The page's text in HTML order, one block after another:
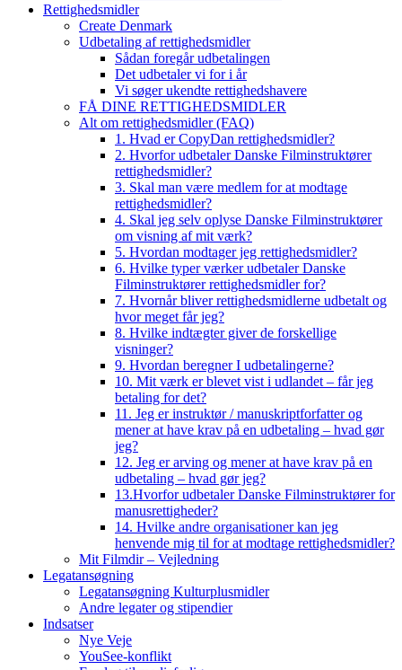
Rettighedsmidler
Create Denmark
Udbetaling af rettighedsmidler
Sådan foregår udbetalingen
Det udbetaler vi for i år
Vi søger ukendte rettighedshavere
FÅ DINE RETTIGHEDSMIDLER
Alt om rettighedsmidler (FAQ)
1. Hvad er CopyDan rettighedsmidler?
2. Hvorfor udbetaler Danske Filminstruktører
rettighedsmidler?
3. Skal man være medlem for at modtage
rettighedsmidler?
4. Skal jeg selv oplyse Danske Filminstruktører
om visning af mit værk?
5. Hvordan modtager jeg rettighedsmidler?
6. Hvilke typer værker udbetaler Danske
Filminstruktører rettighedsmidler for?
7. Hvornår bliver rettighedsmidlerne udbetalt og
hvor meget får jeg?
8. Hvilke indtægter giver de forskellige
visninger?
9. Hvordan beregner I udbetalingerne?
10. Mit værk er blevet vist i udlandet – får jeg
betaling for det?
11. Jeg er instruktør / manuskriptforfatter og
mener at have krav på en udbetaling – hvad gør
jeg?
12. Jeg er arving og mener at have krav på en
udbetaling – hvad gør jeg?
13.Hvorfor udbetaler Danske Filminstruktører for
manusrettigheder?
14. Hvilke andre organisationer kan jeg
henvende mig til for at modtage rettighedsmidler?
Mit Filmdir – Vejledning
Legatansøgning
Legatansøgning Kulturplusmidler
Andre legater og stipendier
Indsatser
Nye Veje
YouSee-konflikt